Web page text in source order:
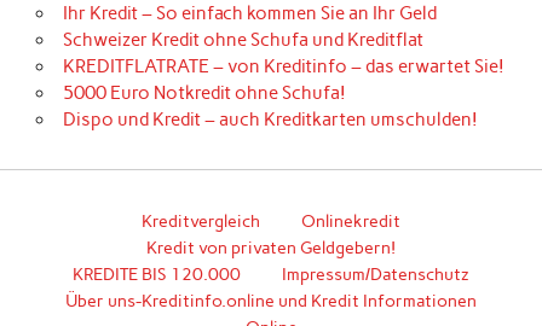
Ihr Kredit – So einfach kommen Sie an Ihr Geld
Schweizer Kredit ohne Schufa und Kreditflat
KREDITFLATRATE – von Kreditinfo – das erwartet Sie!
5000 Euro Notkredit ohne Schufa!
Dispo und Kredit – auch Kreditkarten umschulden!
Kreditvergleich
Onlinekredit
Kredit von privaten Geldgebern!
KREDITE BIS 120.000
Impressum/Datenschutz
Über uns-Kreditinfo.online und Kredit Informationen